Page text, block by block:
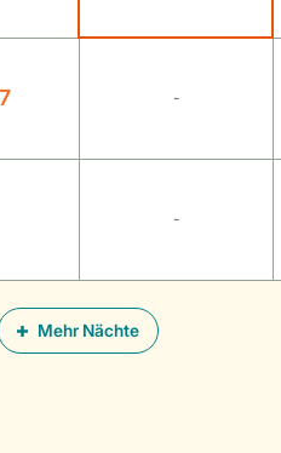
Mehr Nächte
-
-